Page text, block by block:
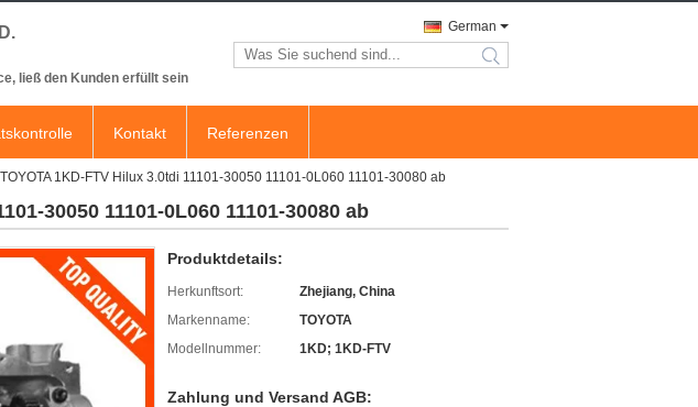
ließ den Kunden erfüllt sein
German
search
Kontakt Referenzen
1KD-FTV Hilux 3.0tdi 11101-30050 11101-0L060 11101-30080 ab
30050 11101-0L060 11101-30080 ab
Produktdetails:
Herkunftsort:
Zhejiang, China
Markenname:
TOYOTA
Modellnummer:
1KD; 1KD-FTV
Zahlung und Versand AGB: